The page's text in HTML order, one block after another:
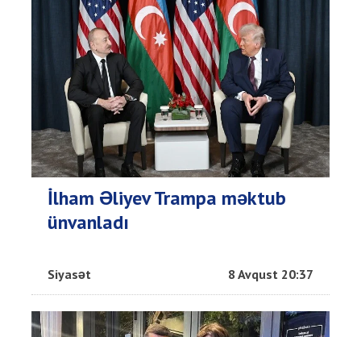
İlham Əliyev Trampa məktub
ünvanladı
Siyasət 8 Avqust 20:37